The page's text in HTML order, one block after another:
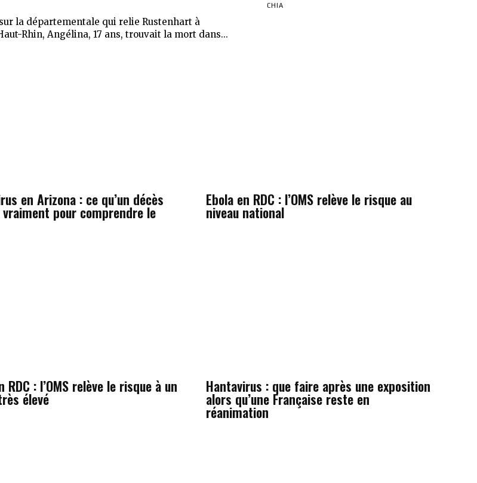
la départementale qui relie Rustenhart à
Rhin, Angélina, 17 ans, trouvait la mort dans...
CHIA
en Arizona : ce qu’un décès
pour comprendre le
Ebola en RDC : l’OMS relève le risque au
niveau national
RDC : l’OMS relève le risque à un
élevé
Hantavirus : que faire après une exposition
alors qu’une Française reste en
réanimation